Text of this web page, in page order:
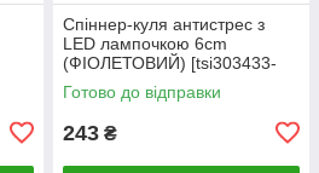
Спіннер-куля антистрес з
LED лампочкою 6cm
(ФІОЛЕТОВИЙ) [tsi303433-
TSI]
Готово до відправки
243 ₴